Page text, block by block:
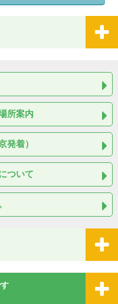
所案内
発着）
ついて